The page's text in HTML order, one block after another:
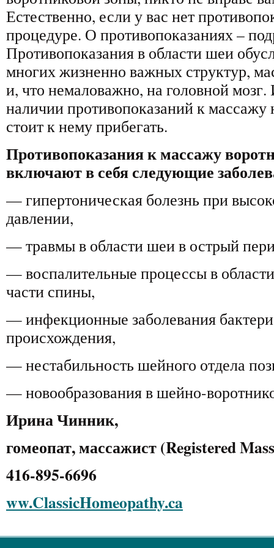
Естественно, если у вас нет
процедуре. О противопоказаниях –
Противопоказания в области шеи
многих жизненно важных структур,
и, что немаловажно, на головной
наличии противопоказаний к массажу
стоит к нему прибегать.
Противопоказания к массажу
включают в себя следующие
— гипертоническая болезнь при
давлении,
— травмы в области шеи в острый
— воспалительные процессы в
части спины,
— инфекционные заболевания
происхождения,
— нестабильность шейного отдела
— новообразования в шейно-
Ирина Чинник,
гомеопат, массажист (Registered
416-895-6696
ww.ClassicHomeopathy.ca